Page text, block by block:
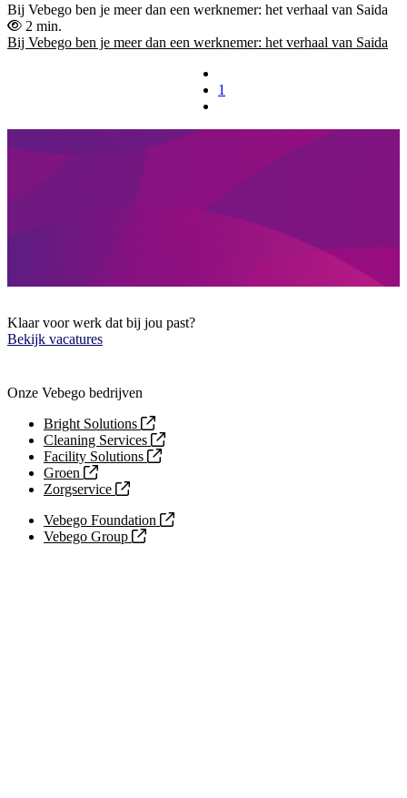
Bij Vebego ben je meer dan een werknemer: het verhaal van Saida
2 min.
Bij Vebego ben je meer dan een werknemer: het verhaal van Saida
1
Klaar voor werk dat bij jou past?
Bekijk vacatures
Onze Vebego bedrijven
Bright Solutions
Cleaning Services
Facility Solutions
Groen
Zorgservice
Vebego Foundation
Vebego Group